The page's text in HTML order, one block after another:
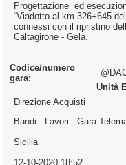
Progettazione ed
“Viadotto al km 326+645
connessi con il ripristino
Caltagirone - Gela.
Codice/numero
gara:
Unità
Direzione Acquisti
Bandi - Lavori- Gara
Sicilia
12-10-2020 18:52